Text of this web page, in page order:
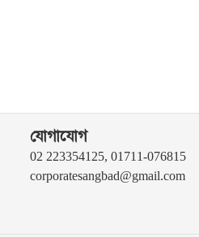
যোগাযোগ
02 223354125, 01711-076815
corporatesangbad@gmail.com